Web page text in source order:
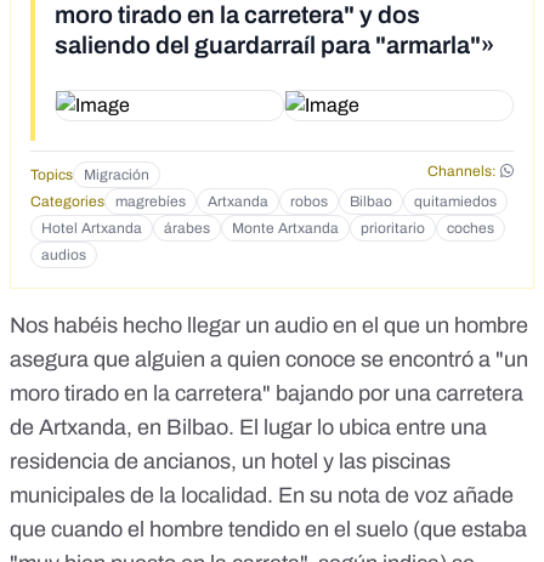
moro tirado en la carretera" y dos
saliendo del guardarraíl para "armarla"»
Topics Migración
Channels:
Categories
magrebíes Artxanda robos Bilbao
quitamiedos
Hotel Artxanda
árabes Monte Artxanda prioritario
coches
audios
Nos habéis hecho llegar un audio en el que un hombre
asegura que alguien a quien conoce se encontró a "un
moro tirado en la carretera" bajando por una carretera
de Artxanda, en Bilbao. El lugar lo ubica entre una
residencia de ancianos, un hotel y las piscinas
municipales de la localidad. En su nota de voz añade
que cuando el hombre tendido en el suelo (que estaba